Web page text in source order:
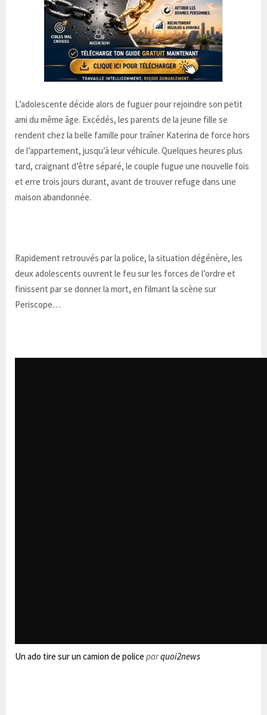
L’adolescente décide alors de fuguer pour rejoindre son petit
ami du même âge. Excédés, les parents de la jeune fille se
rendent chez la belle famille pour traîner Katerina de force hors
de l’appartement, jusqu’à leur véhicule. Quelques heures plus
tard, craignant d’être séparé, le couple fugue une nouvelle fois
et erre trois jours durant, avant de trouver refuge dans une
maison abandonnée.
Rapidement retrouvés par la police, la situation dégénère, les
deux adolescents ouvrent le feu sur les forces de l’ordre et
finissent par se donner la mort, en filmant la scène sur
Periscope…
Un ado tire sur un camion de police parquoi2news